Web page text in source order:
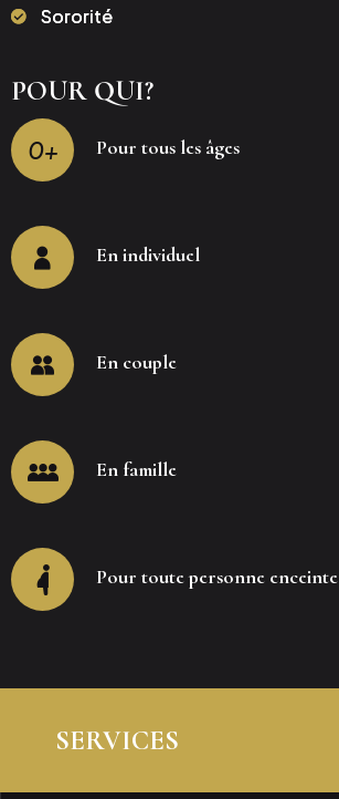
Sororité
POUR QUI?
0+ Pour tous les âges
En individuel
En couple
En famille
Pour toute personne enceinte
SERVICES